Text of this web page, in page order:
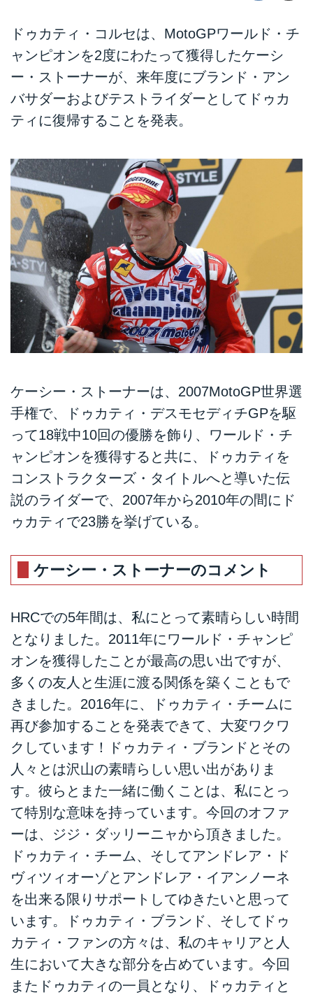
ドゥカティ・コルセは、MotoGPワールド・チ
ャンピオンを2度にわたって獲得したケーシ
ー・ストーナーが、来年度にブランド・アン
バサダーおよびテストライダーとしてドゥカ
ティに復帰することを発表。
ケーシー・ストーナーは、2007MotoGP世界選
手権で、ドゥカティ・デスモセディチGPを駆
って18戦中10回の優勝を飾り、ワールド・チ
ャンピオンを獲得すると共に、ドゥカティを
コンストラクターズ・タイトルへと導いた伝
説のライダーで、2007年から2010年の間にド
ゥカティで23勝を挙げている。
ケーシー・ストーナーのコメント
HRCでの5年間は、私にとって素晴らしい時間
となりました。2011年にワールド・チャンピ
オンを獲得したことが最高の思い出ですが、
多くの友人と生涯に渡る関係を築くこともで
きました。2016年に、ドゥカティ・チームに
再び参加することを発表できて、大変ワクワ
クしています！ドゥカティ・ブランドとその
人々とは沢山の素晴らしい思い出がありま
す。彼らとまた一緒に働くことは、私にとっ
て特別な意味を持っています。今回のオファ
ーは、ジジ・ダッリーニャから頂きました。
ドゥカティ・チーム、そしてアンドレア・ド
ヴィツィオーゾとアンドレア・イアンノーネ
を出来る限りサポートしてゆきたいと思って
います。ドゥカティ・ブランド、そしてドゥ
カティ・ファンの方々は、私のキャリアと人
生において大きな部分を占めています。今回
またドゥカティの一員となり、ドゥカティと